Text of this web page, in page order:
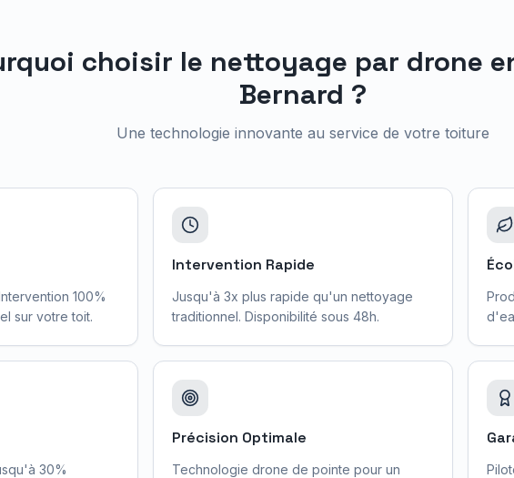
choisir le nettoyage par drone
Bernard ?
Une technologie innovante au service de votre toiture
100%
sur votre toit.
Intervention Rapide
Jusqu'à 3x plus rapide qu'un nettoyage
traditionnel. Disponibilité sous 48h.
30%
Précision Optimale
Technologie drone de pointe pour un